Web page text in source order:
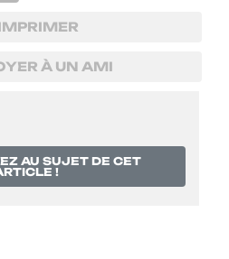
À UN AMI
AU SUJET DE CET
!